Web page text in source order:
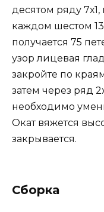
десятом ряду
каждом шестом
получается 75
узор лицевая
закройте по
затем через ряд
необходимо
Окат вяжется
закрывается.
Сборка